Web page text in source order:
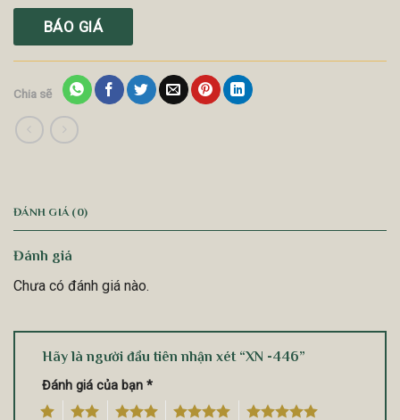
BÁO GIÁ
Chia sẽ
ĐÁNH GIÁ (0)
Đánh giá
Chưa có đánh giá nào.
Hãy là người đầu tiên nhận xét “XN -446”
Đánh giá của bạn *
4 5